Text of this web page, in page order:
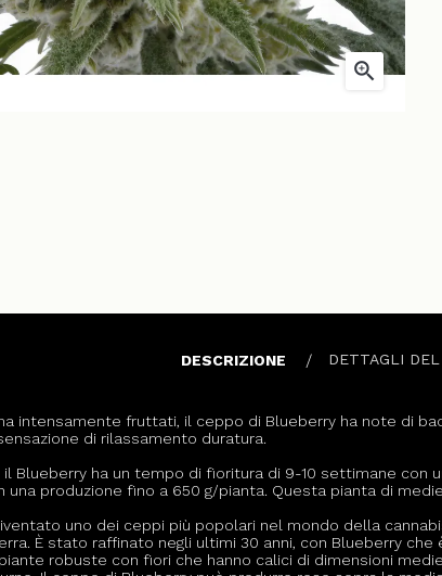

DESCRIZIONE DETTAGLI
intensamente fruttati, il ceppo di Blueberry ha note di
di rilassamento duratura.
Blueberry ha un tempo di fioritura di 9-10 settimane
produzione fino a 650 g/pianta. Questa pianta di
uno dei ceppi più popolari nel mondo della
È stato raffinato negli ultimi 30 anni, con Blueberry
robuste con fiori che hanno calici di dimensioni